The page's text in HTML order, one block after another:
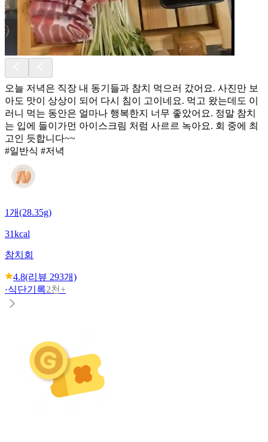
오늘 저녁은 직장 내 동기들과 참치 먹으러 갔어요. 사진만 보
아도 맛이 상상이 되어 다시 침이 고이네요. 먹고 왔는데도 이
러니 먹는 동안은 얼마나 행복한지 너무 좋았어요. 정말 참치
는 입에 들이가먼 아이스크림 처럼 사르르 녹아요. 회 중에 최
고인 듯합니다~~
#일반식 #저녁
1개(28.35g)
31kcal
참치회
4.8(리뷰 293개)
·식단기록2천+